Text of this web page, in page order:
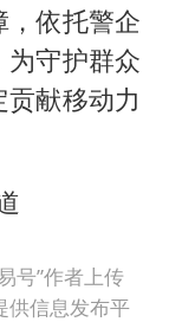
依托警企
守护群众
献移动力
号”作者上传
供信息发布平